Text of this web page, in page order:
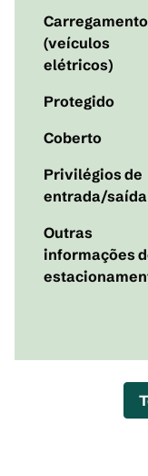
Carregamento
(veículos
elétricos)
Protegido
Coberto
Privilégios de
entrada/saída
Outras
informações